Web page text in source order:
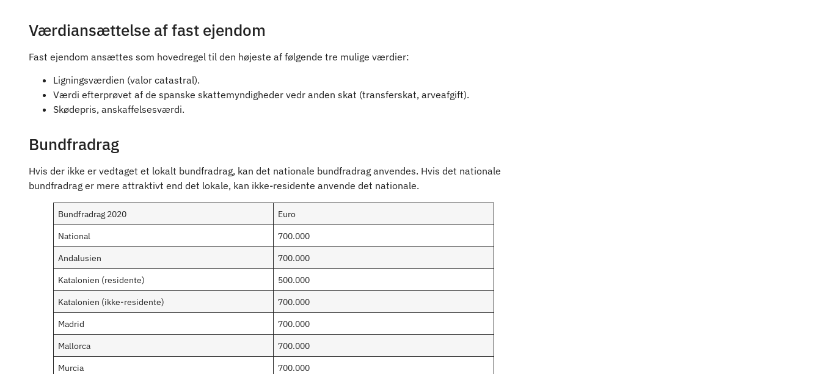
Værdiansættelse af fast ejendom
Fast ejendom ansættes som hovedregel til den højeste af følgende tre mulige værdier:
Ligningsværdien (valor catastral).
Værdi efterprøvet af de spanske skattemyndigheder vedr anden skat (transferskat, arveafgift).
Skødepris, anskaffelsesværdi.
Bundfradrag
Hvis der ikke er vedtaget et lokalt bundfradrag, kan det nationale bundfradrag anvendes. Hvis det nationale
bundfradrag er mere attraktivt end det lokale, kan ikke-residente anvende det nationale.
Bundfradrag 2020
Euro
National
700.000
Andalusien
700.000
Katalonien (residente)
500.000
Katalonien (ikke-residente)
700.000
Madrid
700.000
Mallorca
700.000
Murcia
700.000